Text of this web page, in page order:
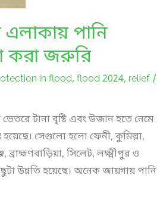
এলাকায় পানি
করা জরুরি
in flood, flood 2024, relief/
টানা বৃষ্টি এবং উজান হতে নেমে
হয়েছে। সেগুলো হলো ফেনী, কুমিল্লা,
সিলেট, লক্ষ্মীপুর ও
উন্নতি হয়েছে। অনেক জায়গায় পানি